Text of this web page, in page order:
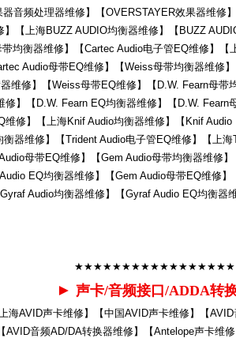
器音频处理器维修】【OVERSTAYER效果器维修
】【上海BUZZ AUDIO均衡器维修】【BUZZ
均衡器维修】【Cartec Audio电子管EQ维修】
Audio母带EQ维修】【Weiss母带均衡器维修
维修】【Weiss母带EQ维修】【D.W. Fearn母带
修】【D.W. Fearn EQ均衡器维修】【D.W.
维修】【上海Knif Audio均衡器维修】【Knif
衡器维修】【Trident Audio电子管EQ维修】【上
母带EQ维修】【Gem Audio母带均衡器维修
EQ均衡器维修】【Gem Audio母带EQ维修
Audio均衡器维修】【Gyraf Audio EQ均衡器
► 声卡/音频接口/ADDA转
海AVID声卡维修】【中国AVID声卡维修】【
AVID音频AD/DA转换器维修】【Antelope声卡维